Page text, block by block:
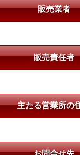
販売業者
販売責任者
主たる営業所の